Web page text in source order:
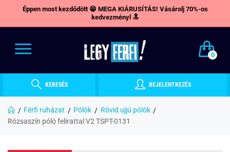
Éppen most kezdődött 😁 MEGA KIÁRUSÍTÁS! Vásárolj 70%-os
kedvezményl 🔝
0
KERESÉS BEJELENTKEZÉS
Férfi ruházat Pólók
Rövid ujjú pólók
Rózsaszín póló felirattal V2 TSPT-0131